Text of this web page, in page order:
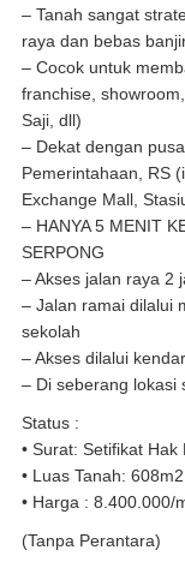
– Tanah sangat
raya dan bebas
– Cocok untuk
franchise,
Saji, dll)
– Dekat dengan
Pemerintahaan, RS
Exchange Mall,
– HANYA 5 MENIT
SERPONG
– Akses jalan raya 2
– Jalan ramai dilalui
sekolah
– Akses dilalui
– Di seberang lokasi
Status :
• Surat: Setifikat
• Luas Tanah:
• Harga : 8.400.000/
(Tanpa Perantara)